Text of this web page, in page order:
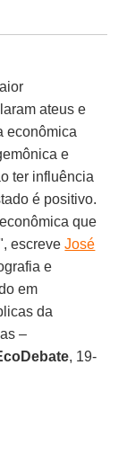
ateus e
econômica
e
ter influência
é positivo.
que
escreveJosé
e
em
da
–
, 19-